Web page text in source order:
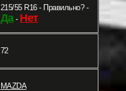
215/55 R16 - Правильно? -
Да- Нет
72
MAZDA